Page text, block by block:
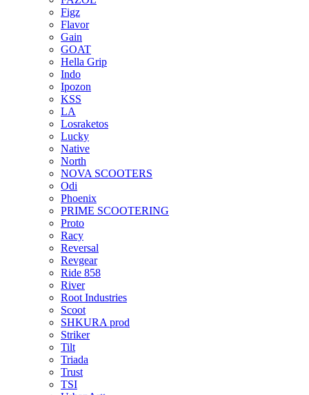
Figz
Flavor
Gain
GOAT
Hella Grip
Indo
Ipozon
KSS
LA
Losraketos
Lucky
Native
North
NOVA SCOOTERS
Odi
Phoenix
PRIME SCOOTERING
Proto
Racy
Reversal
Revgear
Ride 858
River
Root Industries
Scoot
SHKURA рrоd
Striker
Tilt
Triada
Trust
TSI